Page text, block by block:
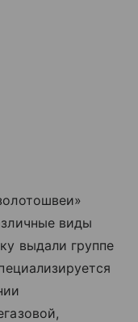
виды
выдали группе